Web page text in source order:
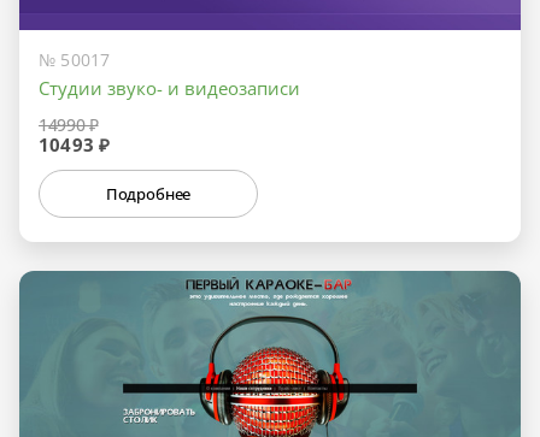
№ 50017
Студии звуко- и видеозаписи
14990 ₽
10493 ₽
Подробнее